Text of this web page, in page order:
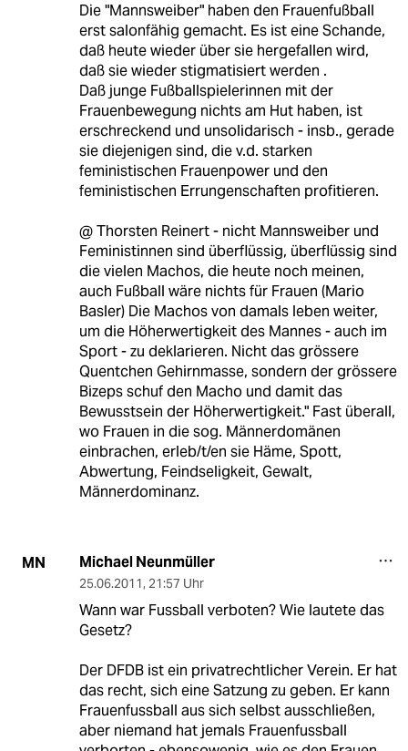
Die "Mannsweiber" haben den Frauenfußball
erst salonfähig gemacht. Es ist eine Schande,
daß heute wieder über sie hergefallen wird,
daß sie wieder stigmatisiert werden .
Daß junge Fußballspielerinnen mit der
Frauenbewegung nichts am Hut haben, ist
erschreckend und unsolidarisch - insb., gerade
sie diejenigen sind, die v.d. starken
feministischen Frauenpower und den
feministischen Errungenschaften profitieren.
@ Thorsten Reinert - nicht Mannsweiber und
Feministinnen sind überflüssig, überflüssig sind
die vielen Machos, die heute noch meinen,
auch Fußball wäre nichts für Frauen (Mario
Basler) Die Machos von damals leben weiter,
um die Höherwertigkeit des Mannes - auch im
Sport - zu deklarieren. Nicht das grössere
Quentchen Gehirnmasse, sondern der grössere
Bizeps schuf den Macho und damit das
Bewusstsein der Höherwertigkeit." Fast überall,
wo Frauen in die sog. Männerdomänen
einbrachen, erleb/t/en sie Häme, Spott,
Abwertung, Feindseligkeit, Gewalt,
Männerdominanz.
MN Michael Neunmüller
25.06.2011, 21:57 Uhr
Wann war Fussball verboten? Wie lautete das
Gesetz?
Der DFDB ist ein privatrechtlicher Verein. Er hat
das recht, sich eine Satzung zu geben. Er kann
Frauenfussball aus sich selbst ausschließen,
aber niemand hat jemals Frauenfussball